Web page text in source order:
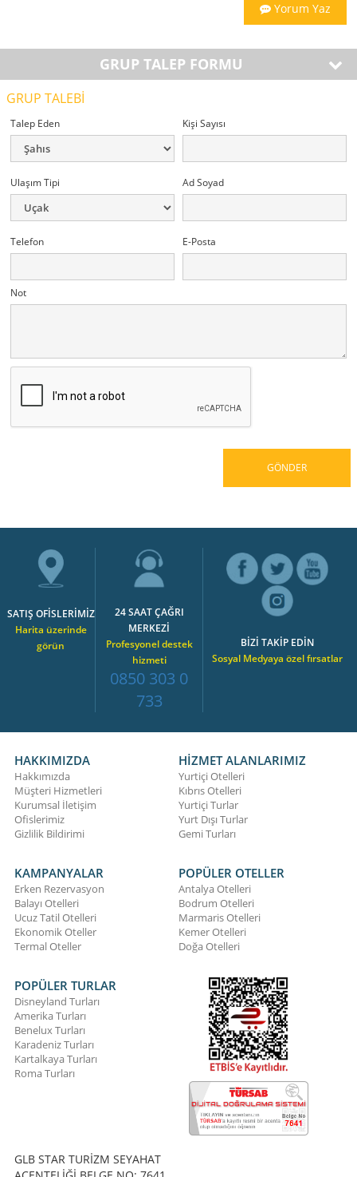
Yorum Yaz
GRUP TALEP FORMU
GRUP TALEBİ
Talep Eden Kişi Sayısı
Ulaşım Tipi Ad Soyad
Telefon E-Posta
Not
SATIŞ OFİSLERİMİZ
Harita üzerinde
görün
24 SAAT ÇAĞRI
MERKEZİ
Profesyonel destek
hizmeti
0850 303 0
733
BİZİ TAKİP EDİN
Sosyal Medyaya özel fırsatlar
HAKKIMIZDA
Hakkımızda
Müşteri Hizmetleri
Kurumsal İletişim
Ofislerimiz
Gizlilik Bildirimi
HİZMET ALANLARIMIZ
Yurtiçi Otelleri
Kıbrıs Otelleri
Yurtiçi Turlar
Yurt Dışı Turlar
Gemi Turları
KAMPANYALAR
Erken Rezervasyon
Balayı Otelleri
Ucuz Tatil Otelleri
Ekonomik Oteller
Termal Oteller
POPÜLER OTELLER
Antalya Otelleri
Bodrum Otelleri
Marmaris Otelleri
Kemer Otelleri
Doğa Otelleri
POPÜLER TURLAR
Disneyland Turları
Amerika Turları
Benelux Turları
Karadeniz Turları
Kartalkaya Turları
Roma Turları
GLB STAR TURİZM SEYAHAT